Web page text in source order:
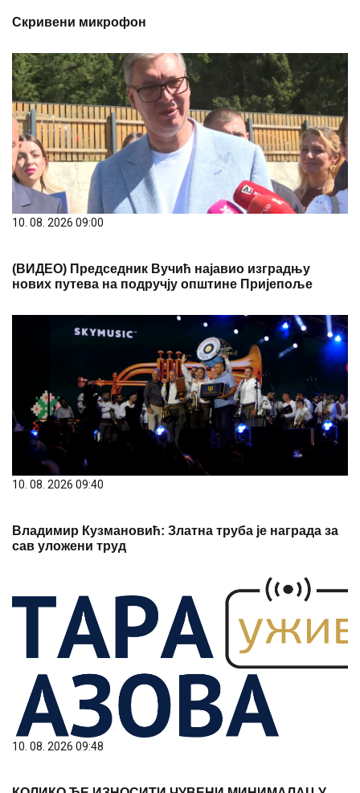
Скривени микрофон
10. 08. 2026 09:00
(ВИДЕО) Председник Вучић најавио изградњу
нових путева на подручју општине Пријепоље
10. 08. 2026 09:40
Владимир Кузмановић: Златна труба је награда за
сав уложени труд
10. 08. 2026 09:48